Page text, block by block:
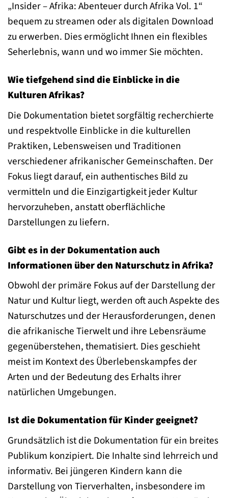
„Insider – Afrika: Abenteuer durch Afrika Vol. 1“
bequem zu streamen oder als digitalen Download
zu erwerben. Dies ermöglicht Ihnen ein flexibles
Seherlebnis, wann und wo immer Sie möchten.
Wie tiefgehend sind die Einblicke in die
Kulturen Afrikas?
Die Dokumentation bietet sorgfältig recherchierte
und respektvolle Einblicke in die kulturellen
Praktiken, Lebensweisen und Traditionen
verschiedener afrikanischer Gemeinschaften. Der
Fokus liegt darauf, ein authentisches Bild zu
vermitteln und die Einzigartigkeit jeder Kultur
hervorzuheben, anstatt oberflächliche
Darstellungen zu liefern.
Gibt es in der Dokumentation auch
Informationen über den Naturschutz in Afrika?
Obwohl der primäre Fokus auf der Darstellung der
Natur und Kultur liegt, werden oft auch Aspekte des
Naturschutzes und der Herausforderungen, denen
die afrikanische Tierwelt und ihre Lebensräume
gegenüberstehen, thematisiert. Dies geschieht
meist im Kontext des Überlebenskampfes der
Arten und der Bedeutung des Erhalts ihrer
natürlichen Umgebungen.
Ist die Dokumentation für Kinder geeignet?
Grundsätzlich ist die Dokumentation für ein breites
Publikum konzipiert. Die Inhalte sind lehrreich und
informativ. Bei jüngeren Kindern kann die
Darstellung von Tierverhalten, insbesondere im